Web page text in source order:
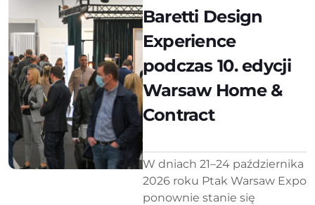
Baretti Design
Experience
podczas 10. edycji
Warsaw Home &
Contract
W dniach 21–24 października
2026 roku Ptak Warsaw Expo
ponownie stanie się